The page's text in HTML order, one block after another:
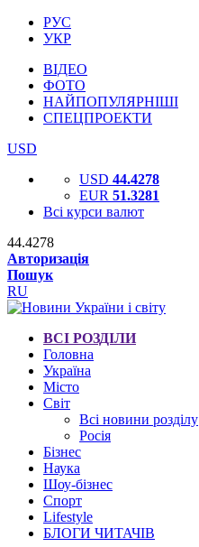
РУС
УКР
ВІДЕО
ФОТО
НАЙПОПУЛЯРНІШІ
СПЕЦПРОЕКТИ
USD
USD 44.4278
EUR 51.3281
Всі курси валют
44.4278
Авторизація
Пошук
RU
ВСІ РОЗДІЛИ
Головна
Україна
Місто
Світ
Всі новини розділу
Росія
Бізнес
Наука
Шоу-бізнес
Спорт
Lifestyle
БЛОГИ ЧИТАЧІВ